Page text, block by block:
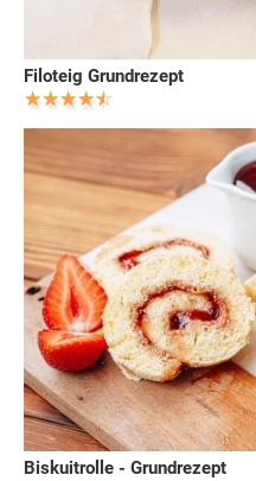
Filoteig Grundrezept
Biskuitrolle - Grundrezept